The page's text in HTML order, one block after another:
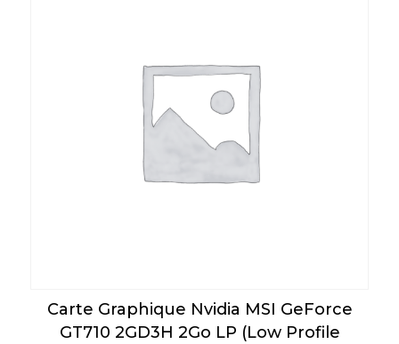
Carte Graphique Nvidia MSI GeForce
GT710 2GD3H 2Go LP (Low Profile